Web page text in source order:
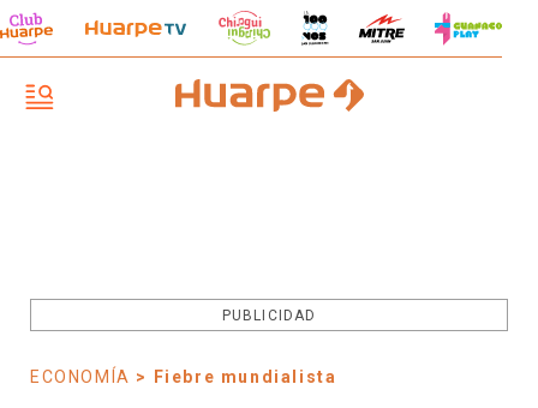
PUBLICIDAD
ECONOMÍA > Fiebre mundialista